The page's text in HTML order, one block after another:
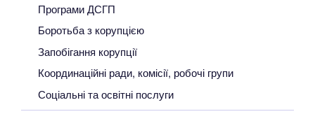
Програми ДСГП
Боротьба з корупцією
Запобігання корупції
Координаційні ради, комісії, робочі групи
Соціальні та освітні послуги